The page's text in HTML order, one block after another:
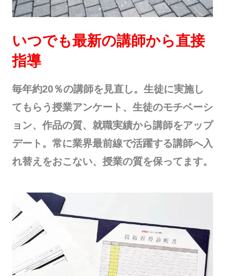
いつでも最新の講師から直接
指導
毎年約20％の講師を見直し。生徒に実施し
てもらう授業アンケート、生徒のモチベーシ
ョン、作品の質、就職実績から講師をアップ
デート。常に業界最前線で活躍する講師へ入
れ替えをおこない、授業の質を保ってます。